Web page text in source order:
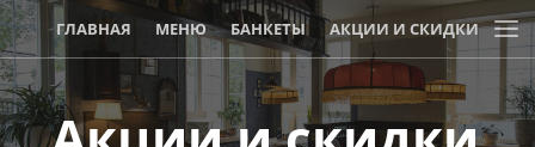
ГЛАВНАЯ МЕНЮ БАНКЕТЫ АКЦИИ И СКИДКИ